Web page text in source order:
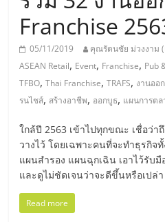
เอ
ส
เอ็
มอี
ไทย,
SMEs,
Franchise
05/11/2019 คุณรัตนชัย ม่วงงาม (
ASEAN Retail, Event, Franchise, Pub
TFBO,Thai Franchise,TRAFS, งานออ
รนไชส์, สร้างอาชีพ, ออกบูธ, แผนการตล
ใกล้ปี 2563 เข้าไปทุกขณะ เชื่อว่
วางไว้ โดยเฉพาะคนที่จะทำธุรกิจ
แผนสำรอง แผนฉุกเฉิน เอาไว้รับ
และดูไม่ชัดเจนว่าจะดีขึ้นหรือเปล่า
Read more